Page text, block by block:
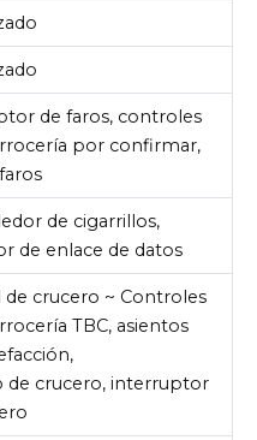
de faros, controles
por confirmar,
de cigarrillos,
de enlace de datos
crucero ~ Controles
TBC, asientos
de crucero, interruptor